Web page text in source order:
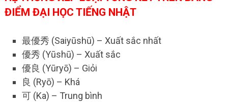
ĐIỂM ĐẠI HỌC TIẾNG NHẬT
最優秀 (Saiyūshū) – Xuất sắc nhất
優秀 (Yūshū) – Xuất sắc
優良 (Yūryō) – Giỏi
良 (Ryō) – Khá
可 (Ka) – Trung bình